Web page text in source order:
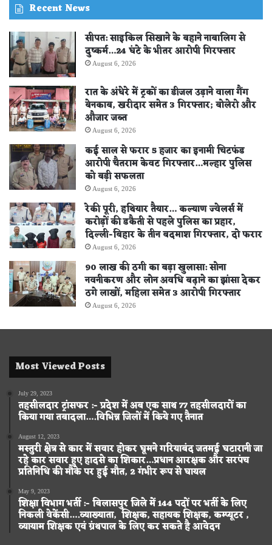
Recent News
सीपत: साइकिल सिखाने के बहाने नाबालिग से
दुष्कर्म…24 घंटे के भीतर आरोपी गिरफ्तार
August 6, 2026
रात के अंधेरे में ट्रकों का डीजल उड़ाने वाला गैंग
बेनकाब, खरीदार समेत 3 गिरफ्तार; बोलेरो और
औजार जब्त
August 6, 2026
कई साल से फरार 5 हजार का इनामी चिटफंड
आरोपी चैतराम केवट गिरफ्तार…मल्हार पुलिस
को बड़ी सफलता
August 6, 2026
रेकी पूरी, हथियार तैयार… कल्याण ज्वेलर्स में
करोड़ों की डकैती से पहले पुलिस का प्रहार,
दिल्ली-बिहार के तीन बदमाश गिरफ्तार, दो फरार
August 6, 2026
90 लाख की ठगी का बड़ा खुलासा: सोना
नवनीकरण और लोन अवधि बढ़ाने का झांसा देकर
ठगे लाखों, महिला समेत 3 आरोपी गिरफ्तार
August 6, 2026
Most Viewed Posts
July 29, 2023
तहसीलदार ट्रांसफर :- प्रदेश में अब एक साथ 77 तहसीलदारों का
किया गया तबादला….विभिन्न जिलों में किये गए तैनात
August 12, 2023
मस्तुरी क्षेत्र से कार में सवार होकर घूमने गरियाबंद जतमई घटारानी जा
रहे कार सवार हुए हादसे का शिकार…प्रधान आरक्षक और सरपंच
प्रतिनिधि की मौके पर हुई मौत, 2 गंभीर रूप से घायल
May 9, 2023
शिक्षा विभाग भर्ती :- बिलासपुर जिले में 144 पदों पर भर्ती के लिए
निकली वेकेंसी….व्याख्याता, शिक्षक, सहायक शिक्षक, कम्प्यूटर ,
व्यायाम शिक्षक एवं ग्रंथपाल के लिए कर सकते है आवेदन